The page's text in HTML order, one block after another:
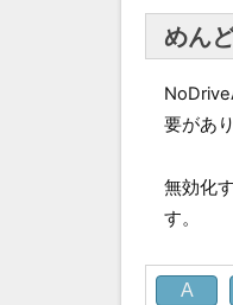
めん
要があ
無効化
す。